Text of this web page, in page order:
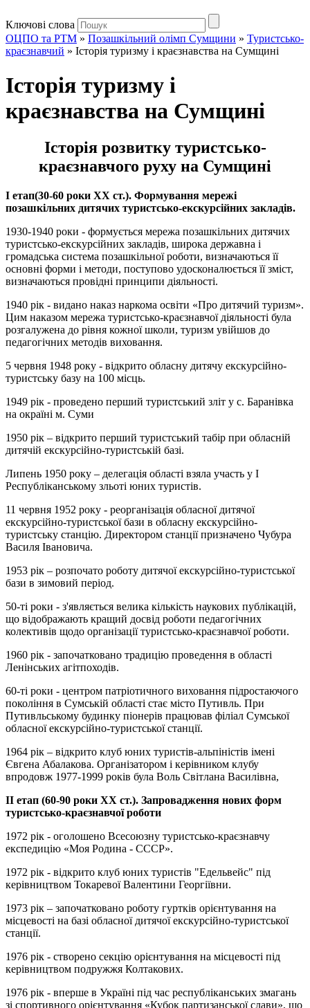
Ключові слова
ОЦПО та РТМ » Позашкільний олімп Сумщини » Туристсько-
краєзнавчий » Історія туризму і краєзнавства на Сумщині
Історія туризму і
краєзнавства на Сумщині
Історія розвитку туристсько-
краєзнавчого руху на Сумщині
І етап(30-60 роки ХХ ст.). Формування мережі
позашкільних дитячих туристсько-екскурсійних закладів.
1930-1940 роки - формується мережа позашкільних дитячих
туристсько-екскурсійних закладів, широка державна і
громадська система позашкільної роботи, визначаються її
основні форми і методи, поступово удосконалюється її зміст,
визначаються провідні принципи діяльності.
1940 рік - видано наказ наркома освіти «Про дитячий туризм».
Цим наказом мережа туристсько-краєзнавчої діяльності була
розгалужена до рівня кожної школи, туризм увійшов до
педагогічних методів виховання.
5 червня 1948 року - відкрито обласну дитячу екскурсійно-
туристську базу на 100 місць.
1949 рік - проведено перший туристський зліт у с. Баранівка
на окраїні м. Суми
1950 рік – відкрито перший туристський табір при обласній
дитячій екскурсійно-туристській базі.
Липень 1950 року – делегація області взяла участь у І
Республіканському зльоті юних туристів.
11 червня 1952 року - реорганізація обласної дитячої
екскурсійно-туристської бази в обласну екскурсійно-
туристську станцію. Директором станції призначено Чубура
Василя Івановича.
1953 рік – розпочато роботу дитячої екскурсійно-туристської
бази в зимовий період.
50-ті роки - з'являється велика кількість наукових публікацій,
що відображають кращий досвід роботи педагогічних
колективів щодо організації туристсько-краєзнавчої роботи.
1960 рік - започатковано традицію проведення в області
Ленінських агітпоходів.
60-ті роки - центром патріотичного виховання підростаючого
покоління в Сумській області стає місто Путивль. При
Путивльському будинку піонерів працював філіал Сумської
обласної екскурсійно-туристської станції.
1964 рік – відкрито клуб юних туристів-альпіністів імені
Євгена Абалакова. Організатором і керівником клубу
впродовж 1977-1999 років була Воль Світлана Василівна,
ІІ етап (60-90 роки ХХ ст.). Запровадження нових форм
туристсько-краєзнавчої роботи
1972 рік - оголошено Всесоюзну туристсько-краєзнавчу
експедицію «Моя Родина - СССР».
1972 рік - відкрито клуб юних туристів "Едельвейс" під
керівництвом Токаревої Валентини Георгіївни.
1973 рік – започатковано роботу гуртків орієнтування на
місцевості на базі обласної дитячої екскурсійно-туристської
станції.
1976 рік - створено секцію орієнтування на місцевості під
керівництвом подружжя Колтакових.
1976 рік - вперше в Україні під час республіканських змагань
зі спортивного орієнтування «Кубок партизанської слави», що